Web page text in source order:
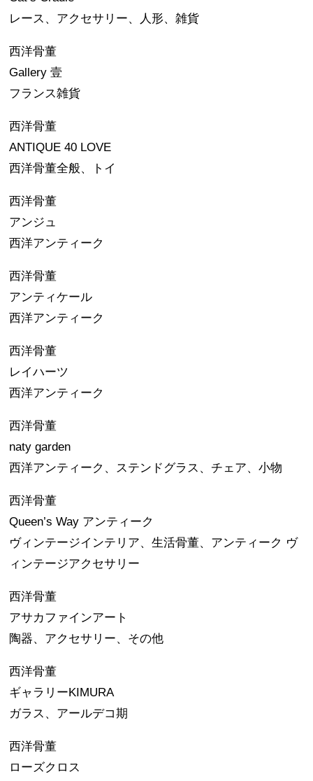
レース、アクセサリー、人形、雑貨
西洋骨董
Gallery 壹
フランス雑貨
西洋骨董
ANTIQUE 40 LOVE
西洋骨董全般、トイ
西洋骨董
アンジュ
西洋アンティーク
西洋骨董
アンティケール
西洋アンティーク
西洋骨董
レイハーツ
西洋アンティーク
西洋骨董
naty garden
西洋アンティーク、ステンドグラス、チェア、小物
西洋骨董
Queen’s Way アンティーク
ヴィンテージインテリア、生活骨董、アンティーク ヴ
ィンテージアクセサリー
西洋骨董
アサカファインアート
陶器、アクセサリー、その他
西洋骨董
ギャラリーKIMURA
ガラス、アールデコ期
西洋骨董
ローズクロス